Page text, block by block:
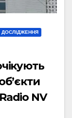
ДОСЛІДЖЕННЯ
NV